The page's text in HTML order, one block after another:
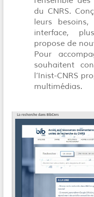
du CNRS.
leurs
interface,
propose de
Pour
souhaitent
l’Inist-CNRS
multimédias.